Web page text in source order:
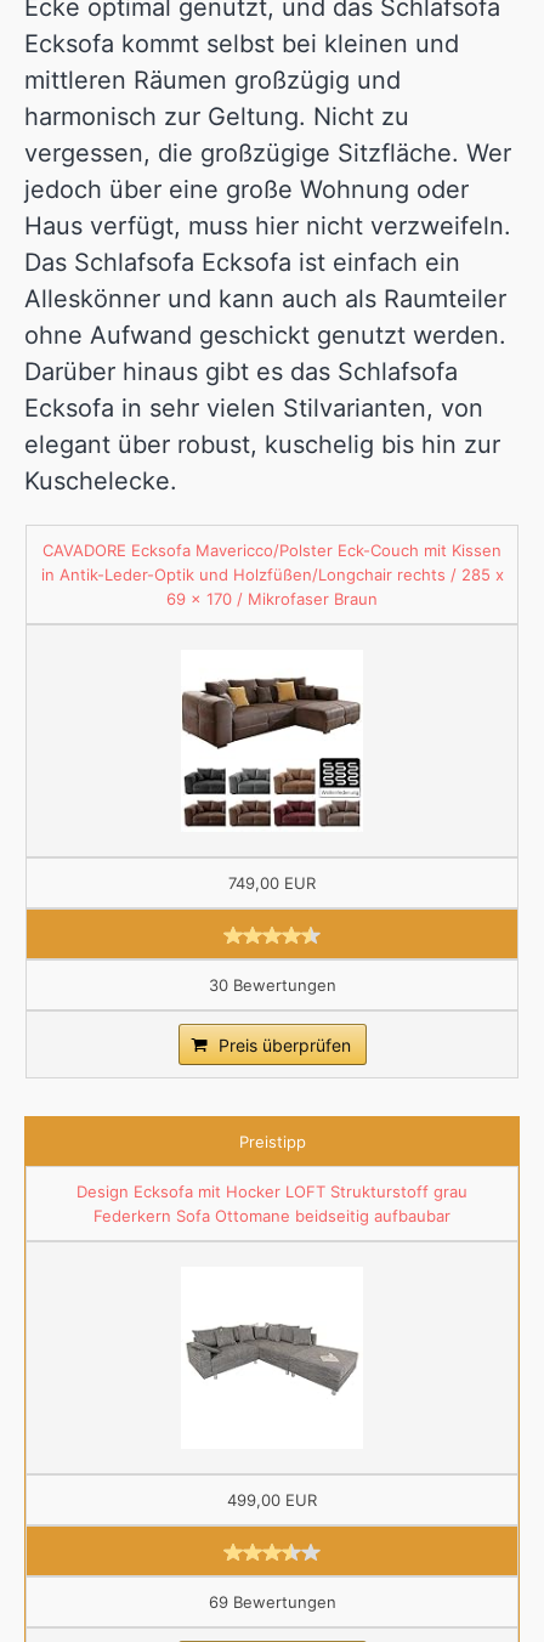
Ecke optimal genutzt, und das Schlafsofa
Ecksofa kommt selbst bei kleinen und
mittleren Räumen großzügig und
harmonisch zur Geltung. Nicht zu
vergessen, die großzügige Sitzfläche. Wer
jedoch über eine große Wohnung oder
Haus verfügt, muss hier nicht verzweifeln.
Das Schlafsofa Ecksofa ist einfach ein
Alleskönner und kann auch als Raumteiler
ohne Aufwand geschickt genutzt werden.
Darüber hinaus gibt es das Schlafsofa
Ecksofa in sehr vielen Stilvarianten, von
elegant über robust, kuschelig bis hin zur
Kuschelecke.
CAVADORE Ecksofa Mavericco/Polster Eck-Couch mit Kissen
in Antik-Leder-Optik und Holzfüßen/Longchair rechts / 285 x
69 x 170 / Mikrofaser Braun
749,00 EUR
30 Bewertungen
Preis überprüfen
Preistipp
Design Ecksofa mit Hocker LOFT Strukturstoff grau
Federkern Sofa Ottomane beidseitig aufbaubar
499,00 EUR
69 Bewertungen